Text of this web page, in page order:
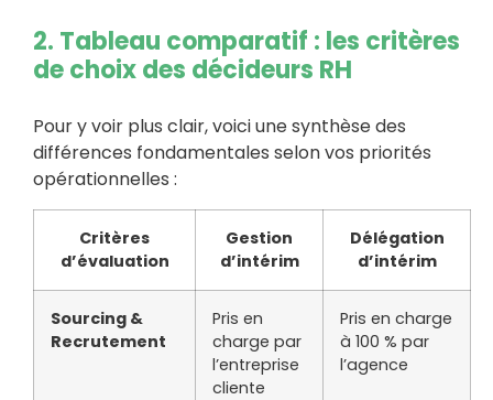
2. Tableau comparatif : les critères
de choix des décideurs RH
Pour y voir plus clair, voici une synthèse des
différences fondamentales selon vos priorités
opérationnelles :
Critères
d’évaluation
Gestion
d’intérim
Délégation
d’intérim
Sourcing &
Recrutement
Pris en
charge par
l’entreprise
cliente
Pris en charge
à 100 % par
l’agence